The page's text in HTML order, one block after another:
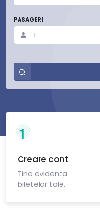
PASAGERI
1
Creare cont
Tine evidenta
biletelor tale.